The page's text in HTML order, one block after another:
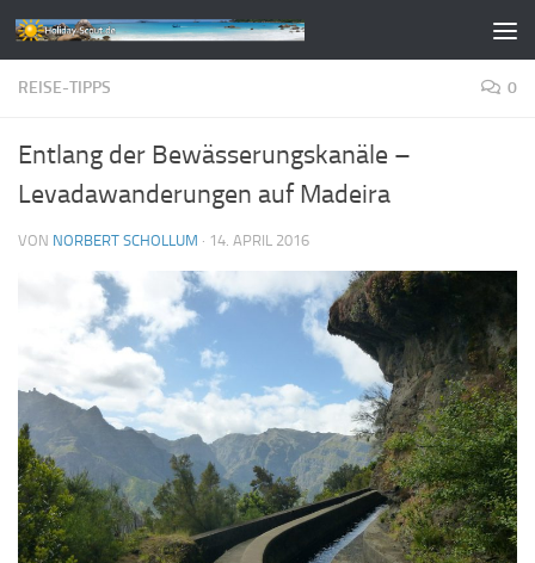
Zum Inhalt springen
REISE-TIPPS 0
Entlang der Bewässerungskanäle –
Levadawanderungen auf Madeira
VON NORBERT SCHOLLUM · 14. APRIL 2016